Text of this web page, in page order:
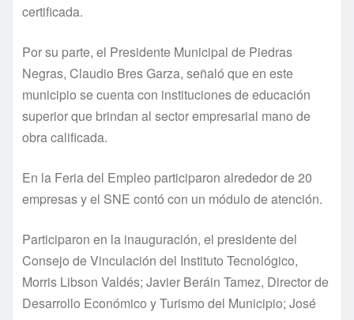
certificada.
Por su parte, el Presidente Municipal de Piedras
Negras, Claudio Bres Garza, señaló que en este
municipio se cuenta con instituciones de educación
superior que brindan al sector empresarial mano de
obra calificada.
En la Feria del Empleo participaron alrededor de 20
empresas y el SNE contó con un módulo de atención.
Participaron en la inauguración, el presidente del
Consejo de Vinculación del Instituto Tecnológico,
Morris Libson Valdés; Javier Beráin Tamez, Director de
Desarrollo Económico y Turismo del Municipio; José